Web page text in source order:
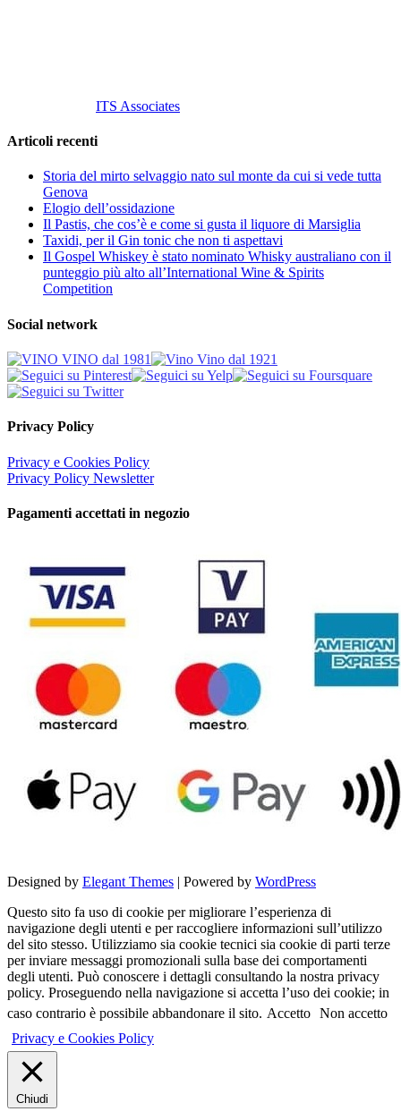
ITS Associates
Articoli recenti
Storia del mirto selvaggio nato sul monte da cui si vede tutta
Genova
Elogio dell’ossidazione
Il Pastis, che cos’è e come si gusta il liquore di Marsiglia
Taxidi, per il Gin tonic che non ti aspettavi
Il Gospel Whiskey è stato nominato Whisky australiano con il
punteggio più alto all’International Wine & Spirits
Competition
Social network
Privacy Policy
Privacy e Cookies Policy
Privacy Policy Newsletter
Pagamenti accettati in negozio
Designed by Elegant Themes | Powered by WordPress
Questo sito fa uso di cookie per migliorare l’esperienza di
navigazione degli utenti e per raccogliere informazioni sull’utilizzo
del sito stesso. Utilizziamo sia cookie tecnici sia cookie di parti terze
per inviare messaggi promozionali sulla base dei comportamenti
degli utenti. Può conoscere i dettagli consultando la nostra privacy
policy. Proseguendo nella navigazione si accetta l’uso dei cookie; in
caso contrario è possibile abbandonare il sito. Accetto Non accetto
Privacy e Cookies Policy
Chiudi